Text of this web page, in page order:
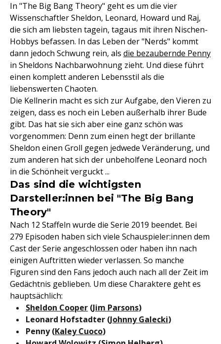
In "The Big Bang Theory" geht es um die vier
Wissenschaftler Sheldon, Leonard, Howard und Raj,
die sich am liebsten tagein, tagaus mit ihren Nischen-
Hobbys befassen. In das Leben der "Nerds" kommt
dann jedoch Schwung rein, als die bezaubernde Penny
in Sheldons Nachbarwohnung zieht. Und diese führt
einen komplett anderen Lebensstil als die
liebenswerten Chaoten.
Die Kellnerin macht es sich zur Aufgabe, den Vieren zu
zeigen, dass es noch ein Leben außerhalb ihrer Bude
gibt. Das hat sie sich aber eine ganz schön was
vorgenommen: Denn zum einen hegt der brillante
Sheldon einen Groll gegen jedwede Veränderung, und
zum anderen hat sich der unbeholfene Leonard noch
in die Schönheit verguckt ...
Das sind die wichtigsten
Darsteller:innen bei "The Big Bang
Theory"
Nach 12 Staffeln wurde die Serie 2019 beendet. Bei
279 Episoden haben sich viele Schauspieler:innen dem
Cast der Serie angeschlossen oder haben ihn nach
einigen Auftritten wieder verlassen. So manche
Figuren sind den Fans jedoch auch nach all der Zeit im
Gedächtnis geblieben. Um diese Charaktere geht es
hauptsächlich:
Sheldon Cooper (Jim Parsons)
Leonard Hofstadter (Johnny Galecki)
Penny (Kaley Cuoco)